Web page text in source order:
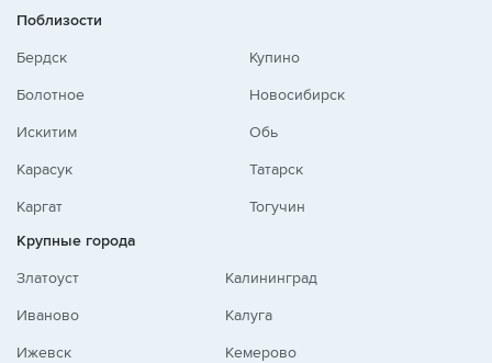
Поблизости
Бердск
Болотное
Искитим
Карасук
Каргат
Купино
Новосибирск
Обь
Татарск
Тогучин
Крупные города
Златоуст
Иваново
Ижевск
Калининград
Калуга
Кемерово